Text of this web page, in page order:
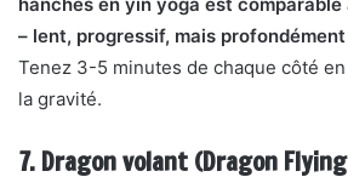
– lent, progressif, mais
Tenez 3-5 minutes de chaque côté
la gravité.
7. Dragon volant (Dragon